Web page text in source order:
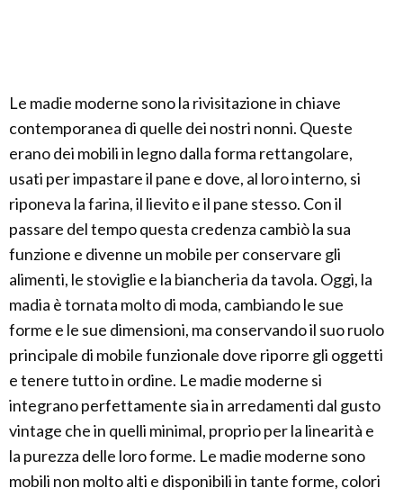
Le madie moderne sono la rivisitazione in chiave
contemporanea di quelle dei nostri nonni. Queste
erano dei mobili in legno dalla forma rettangolare,
usati per impastare il pane e dove, al loro interno, si
riponeva la farina, il lievito e il pane stesso. Con il
passare del tempo questa credenza cambiò la sua
funzione e divenne un mobile per conservare gli
alimenti, le stoviglie e la biancheria da tavola. Oggi, la
madia è tornata molto di moda, cambiando le sue
forme e le sue dimensioni, ma conservando il suo ruolo
principale di mobile funzionale dove riporre gli oggetti
e tenere tutto in ordine. Le madie moderne si
integrano perfettamente sia in arredamenti dal gusto
vintage che in quelli minimal, proprio per la linearità e
la purezza delle loro forme. Le madie moderne sono
mobili non molto alti e disponibili in tante forme, colori